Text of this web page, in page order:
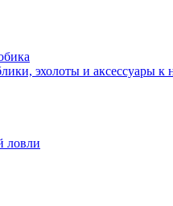
эхолоты и аксессуары к
ловли